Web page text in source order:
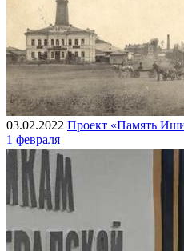
03.02.2022 Проект «Память
1 февраля